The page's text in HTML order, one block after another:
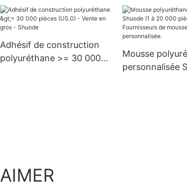
(jours) >= 30
7 fournisseurs
Adhésif de construction
polyuréthane >= 30 000
Mousse
personnalisée